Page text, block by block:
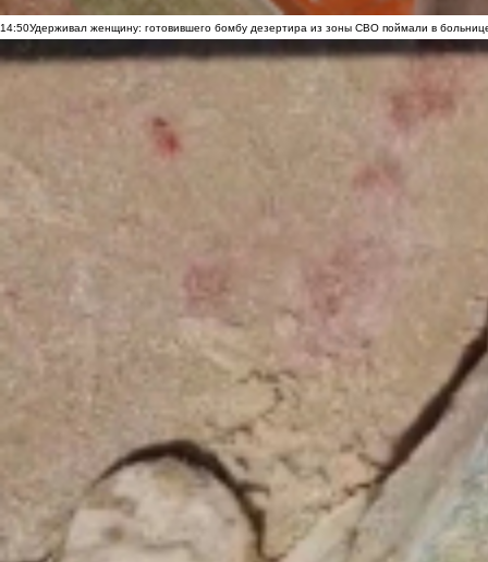
14:50Удерживал женщину: готовившего бомбу дезертира из зоны СВО поймали в